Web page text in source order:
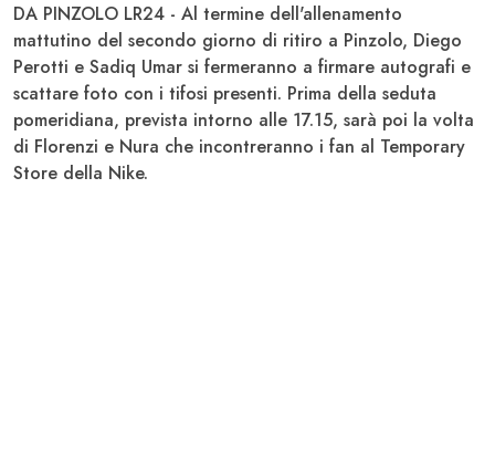
DA PINZOLO LR24 - Al termine dell'allenamento
mattutino del secondo giorno di ritiro a Pinzolo, Diego
Perotti e Sadiq Umar si fermeranno a firmare autografi e
scattare foto con i tifosi presenti. Prima della seduta
pomeridiana, prevista intorno alle 17.15, sarà poi la volta
di Florenzi e Nura che incontreranno i fan al Temporary
Store della Nike.